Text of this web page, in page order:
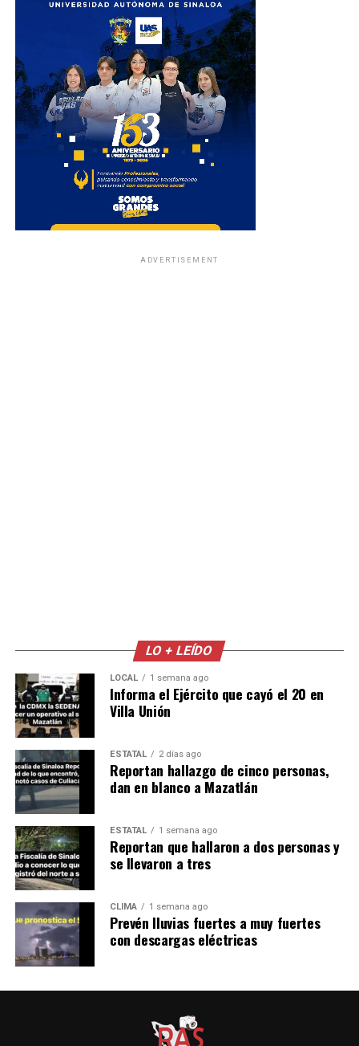
ADVERTISEMENT
LO + LEÍDO
LOCAL 1 semana ago
Informa el Ejército que cayó el 20 en
Villa Unión
ESTATAL 2 días ago
Reportan hallazgo de cinco personas,
dan en blanco a Mazatlán
ESTATAL 1 semana ago
Reportan que hallaron a dos personas y
se llevaron a tres
CLIMA 1 semana ago
Prevén lluvias fuertes a muy fuertes
con descargas eléctricas